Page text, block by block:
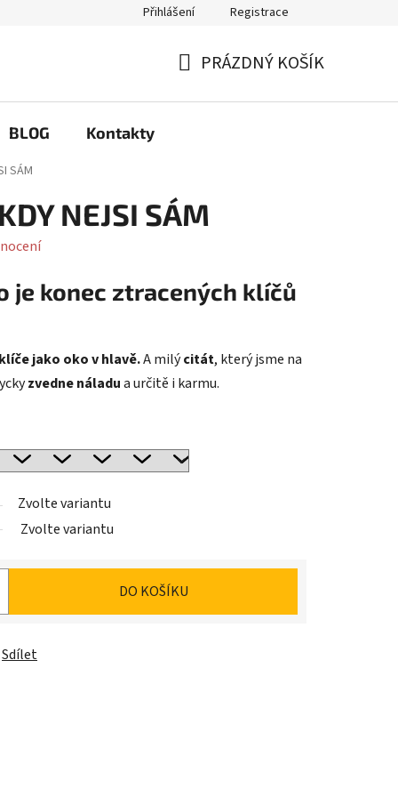
Možnosti výměny a reklamace
Přihlášení Registrace
PRÁZDNÝ KOŠÍK
BLOG Kontakty
SÁM
NEJSI SÁM
je konec ztracených klíčů
jako oko v hlavě.A milýcitát, který jsme na
zvedne náladua určitě i karmu.
Zvolte variantu
Zvolte variantu
DO KOŠÍKU
Sdílet